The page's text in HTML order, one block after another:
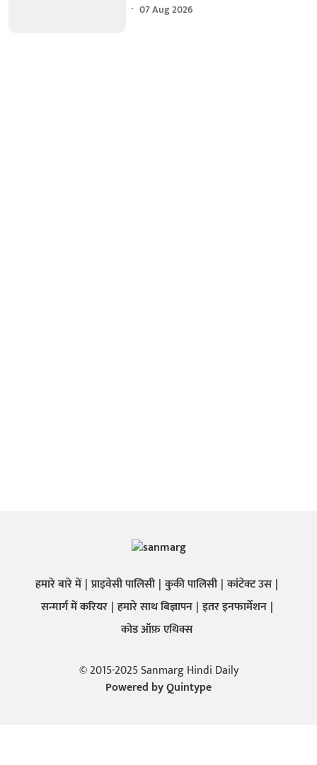
07 Aug 2026
हमारे बारे में प्राइवेसी पालिसी कुकी पालिसी कांटेक्ट उस
सन्मार्ग में करियर हमारे साथ बिज्ञापन इतर इनफार्मेशन
कोड ऑफ़ एथिक्स
© 2015-2025 Sanmarg Hindi Daily
Powered byQuintype